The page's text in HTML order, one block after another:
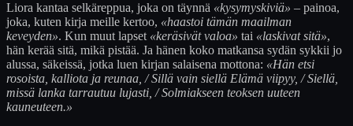
Liora kantaa selkäreppua, joka on täynnä «kysymyskiviä» – painoa,
joka, kuten kirja meille kertoo, «haastoi tämän maailman
keveyden». Kun muut lapset «keräsivät valoa» tai «laskivat sitä»,
hän kerää sitä, mikä pistää. Ja hänen koko matkansa sydän sykkii jo
alussa, säkeissä, jotka luen kirjan salaisena mottona: «Hän etsi
rosoista, kalliota ja reunaa, / Sillä vain siellä Elämä viipyy, / Siellä,
missä lanka tarrautuu lujasti, / Solmiakseen teoksen uuteen
kauneuteen.»